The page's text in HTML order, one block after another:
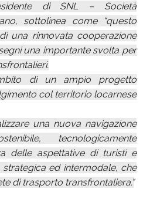
di SNL – Società
sottolinea come “questo
una rinnovata cooperazione
una importante svolta per
di un ampio progetto
col territorio locarnese
una nuova navigazione
tecnologicamente
delle aspettative di turisti e
strategica ed intermodale, che
di trasporto transfrontaliera.”